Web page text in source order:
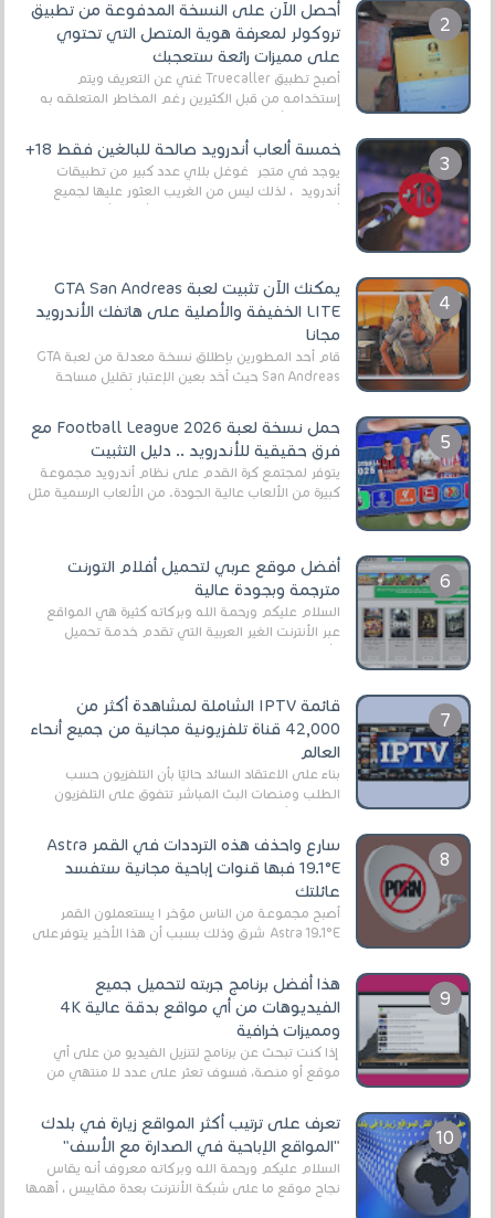
أحصل الآن على النسخة المدفوعة من تطبيق
تروكولر لمعرفة هوية المتصل التي تحتوي
على مميزات رائعة ستعجبك
أصبح تطبيق Truecaller غني عن التعريف ويتم
إستخدامه من قبل الكثيرين رغم المخاطر المتعلقه به
خمسة ألعاب أندرويد صالحة للبالغين فقط 18+
يوجد في متجر غوغل بلاي عدد كبير من تطبيقات
أندرويد ، لذلك ليس من الغريب العثور عليها لجميع
يمكنك الآن تثبيت لعبة GTA San Andreas
LITE الخفيفة والأصلية على هاتفك الأندرويد
مجانا
قام أحد المطورين بإطلاق نسخة معدلة من لعبة GTA
San Andreas حيث أخد بعين الإعتبار تقليل مساحة
حمل نسخة لعبة Football League 2026 مع
فرق حقيقية للأندرويد .. دليل التثبيت
يتوفر لمجتمع كرة القدم على نظام أندرويد مجموعة
كبيرة من الألعاب عالية الجودة. من الألعاب الرسمية مثل
أفضل موقع عربي لتحميل أفلام التورنت
مترجمة وبجودة عالية
السلام عليكم ورحمة الله وبركاته كثيرة هي المواقع
عبر الأنترنت الغير العربية التي تقدم خدمة تحميل
قائمة IPTV الشاملة لمشاهدة أكثر من
42,000 قناة تلفزيونية مجانية من جميع أنحاء
العالم
بناءً على الاعتقاد السائد حاليًا بأن التلفزيون حسب
الطلب ومنصات البث المباشر تتفوق على التلفزيون
سارع واحذف هذه الترددات في القمر Astra
19.1°E فبها قنوات إباحية مجانية ستفسد
عائلتك
أصبح مجموعة من الناس مؤخر ا يستعملون القمر
Astra 19.1°E شرق وذلك بسبب أن هذا الأخير يتوفرعلى
هذا أفضل برنامج جربته لتحميل جميع
الفيديوهات من أي مواقع بدقة عالية 4K
ومميزات خرافية
إذا كنت تبحث عن برنامج لتنزيل الفيديو من على أي
موقع أو منصة، فسوف تعثر على عدد لا منتهي من
تعرف على ترتيب أكثر المواقع زيارة في بلدك
"المواقع الإباحية في الصدارة مع الأسف"
السلام عليكم ورحمة الله وبركاته معروف أنه يقاس
نجاح موقع ما على شبكة الأنترنت بعدة مقاييس ، أهمها